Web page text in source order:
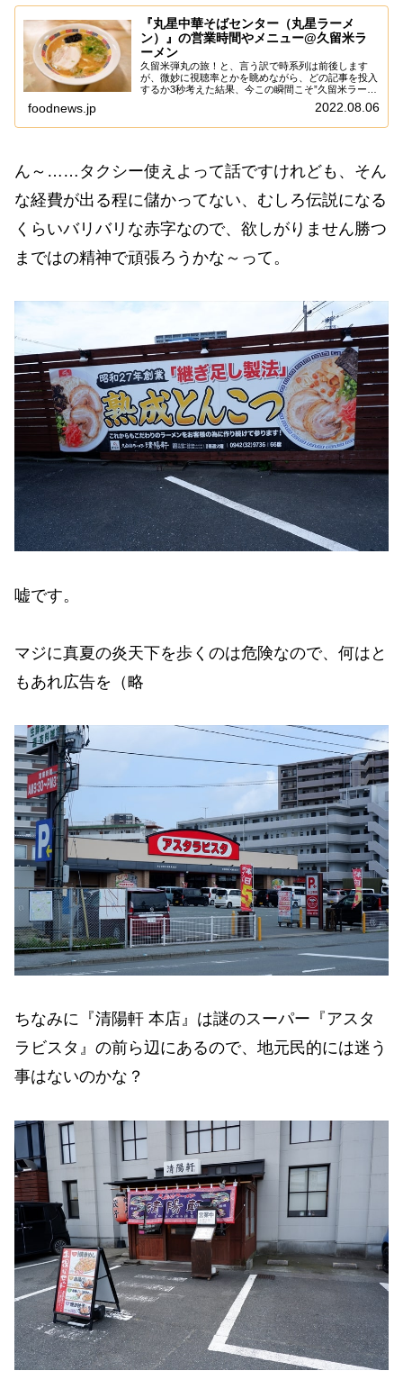
『丸星中華そばセンター（丸星ラーメ
ン）』の営業時間やメニュー@久留米ラ
ーメン
久留米弾丸の旅！と、言う訳で時系列は前後します
が、微妙に視聴率とかを眺めながら、どの記事を投入
するか3秒考えた結果、今この瞬間こそ”久留米ラーメ
ン”の記事を出す瞬間かな～って。いや！博多ラーメ
ンの方は、まだ全てを記事化した訳では無いもの
foodnews.jp 2022.08.06
ん～……タクシー使えよって話ですけれども、そん
な経費が出る程に儲かってない、むしろ伝説になる
くらいバリバリな赤字なので、欲しがりません勝つ
まではの精神で頑張ろうかな～って。
嘘です。
マジに真夏の炎天下を歩くのは危険なので、何はと
もあれ広告を（略
ちなみに『清陽軒 本店』は謎のスーパー『アスタ
ラビスタ』の前ら辺にあるので、地元民的には迷う
事はないのかな？